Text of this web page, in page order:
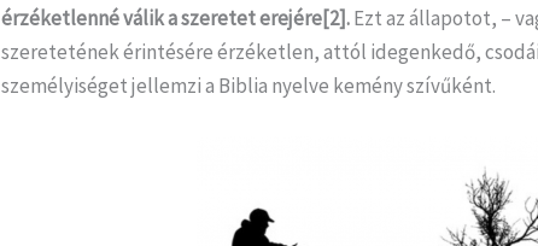
érzéketlenné válik a szeretet erejére[2].Ezt az állapotot, –
szeretetének érintésére érzéketlen, attól idegenkedő,
személyiséget jellemzi a Biblia nyelve kemény szívűként.